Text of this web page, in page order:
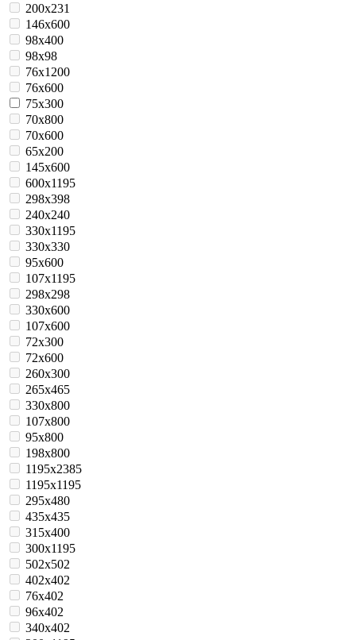
200x231
146x600
98x400
98x98
76x1200
76х600
75x300
70x800
70x600
65x200
145x600
600x1195
298x398
240x240
330x1195
330x330
95x600
107x1195
298x298
330x600
107x600
72x300
72x600
260x300
265x465
330x800
107x800
95x800
198x800
1195x2385
1195x1195
295x480
435х435
315х400
300x1195
502x502
402x402
76х402
96x402
340х402